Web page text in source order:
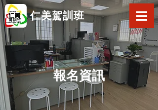
仁美駕訓班
報名資訊